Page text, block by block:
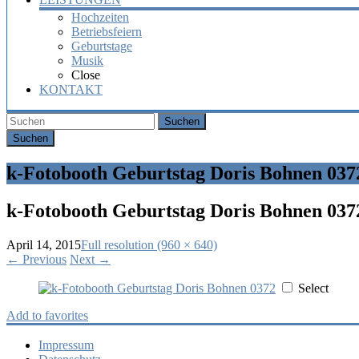
Hochzeiten
Betriebsfeiern
Geburtstage
Musik
Close
KONTAKT
Suchen
k-Fotobooth Geburtstag Doris Bohnen
k-Fotobooth Geburtstag Doris Bohnen
April 14, 2015Full resolution (960 × 640)
← Previous Next →
Select
Add to favorites
Impressum